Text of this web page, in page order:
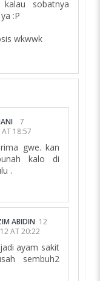
sobatnya
:P
wkwwk
7
AT 18:57
gwe. kan
kalo di
.
ABIDIN 12
AT 20:22
ayam sakit
sembuh2